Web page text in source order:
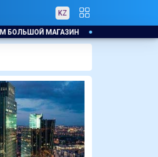
KZ
СНИМЕТСЯ В ТЮРЕМНОМ ТРИЛЛЕРЕ С